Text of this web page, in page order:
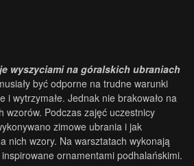
wyszyciami na góralskich ubraniach
być odporne na trudne warunki
i wytrzymałe. Jednak nie brakowało na
wzorów. Podczas zajęć uczestnicy
zimowe ubrania i jak
nich wzory. Na warsztatach wykonają
ornamentami podhalańskimi.